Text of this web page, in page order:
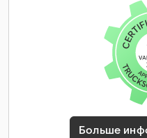
Больше